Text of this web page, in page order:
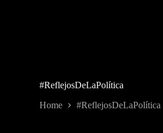
#ReflejosDeLaPolítica
Home #ReflejosDeLaPolítica